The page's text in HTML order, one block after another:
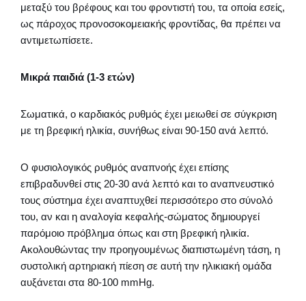
μεταξύ του βρέφους και του φροντιστή του, τα οποία εσείς,
ως πάροχος προνοσοκομειακής φροντίδας, θα πρέπει να
αντιμετωπίσετε.
Μικρά παιδιά (1-3 ετών)
Σωματικά, ο καρδιακός ρυθμός έχει μειωθεί σε σύγκριση
με τη βρεφική ηλικία, συνήθως είναι 90-150 ανά λεπτό.
Ο φυσιολογικός ρυθμός αναπνοής έχει επίσης
επιβραδυνθεί στις 20-30 ανά λεπτό και το αναπνευστικό
τους σύστημα έχει αναπτυχθεί περισσότερο στο σύνολό
του, αν και η αναλογία κεφαλής-σώματος δημιουργεί
παρόμοιο πρόβλημα όπως και στη βρεφική ηλικία.
Ακολουθώντας την προηγουμένως διαπιστωμένη τάση, η
συστολική αρτηριακή πίεση σε αυτή την ηλικιακή ομάδα
αυξάνεται στα 80-100 mmHg.